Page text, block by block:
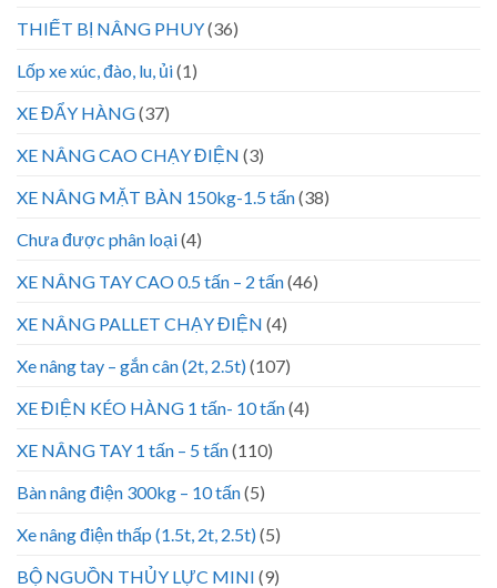
THIẾT BỊ NÂNG PHUY(36)
Lốp xe xúc, đào, lu, ủi(1)
XE ĐẨY HÀNG(37)
XE NÂNG CAO CHẠY ĐIỆN (3)
XE NÂNG MẶT BÀN 150kg-1.5 tấn(38)
Chưa được phân loại(4)
XE NÂNG TAY CAO 0.5 tấn – 2 tấn(46)
XE NÂNG PALLET CHẠY ĐIỆN (4)
Xe nâng tay – gắn cân (2t, 2.5t)(107)
XE ĐIỆN KÉO HÀNG 1 tấn- 10 tấn(4)
XE NÂNG TAY 1 tấn – 5 tấn(110)
Bàn nâng điện 300kg – 10 tấn(5)
Xe nâng điện thấp (1.5t, 2t, 2.5t)(5)
BỘ NGUỒN THỦY LỰC MINI (9)